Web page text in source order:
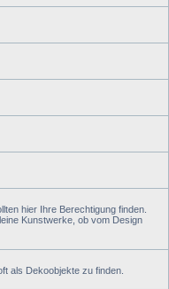
hier Ihre Berechtigung finden.
Kunstwerke, ob vom Design
als Dekoobjekte zu finden.